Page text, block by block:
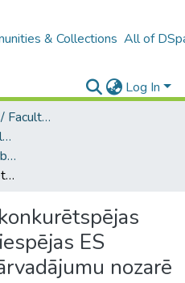
& Collections All of
Log In
B4 – LU fakultātes / Faculties of the UL
A -- Ekonomikas un sociālo zinātņu fakultāte / Faculty of Economics and Social Sciences
Bakalaura un maģistra darbi (ESZF) / Bachelor's and Master's theses
A/S "RAF-AVIA" konkurētspējas paaugstināšanas iespējas ES aviācijas kravas pārvadājumu nozarē
ES
nozarē